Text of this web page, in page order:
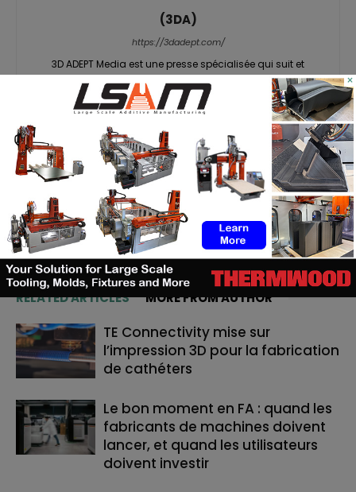
(3DA)
https://3dadept.com/
3D ADEPT Media est une presse spécialisée qui suit et
analyse les dernières tendances de l’industrie de la
fabrication additive (FA). En tant que ressource de haute
qualité et précise sur la fabrication additive, nous sommes
fiers de fournir des informations actualisées sur lesquelles
vous pouvez compter grâce à notre média en ligne et à
notre magazine imprimé et numérique interactif 3D ADEPT
Mag. Les contenus de 3D ADEPT sont disponibles en anglais
et en français.
RELATED ARTICLES MORE FROM AUTHOR
TE Connectivity mise sur
l’impression 3D pour la fabrication
de cathéters
Le bon moment en FA : quand les
fabricants de machines doivent
lancer, et quand les utilisateurs
doivent investir
×